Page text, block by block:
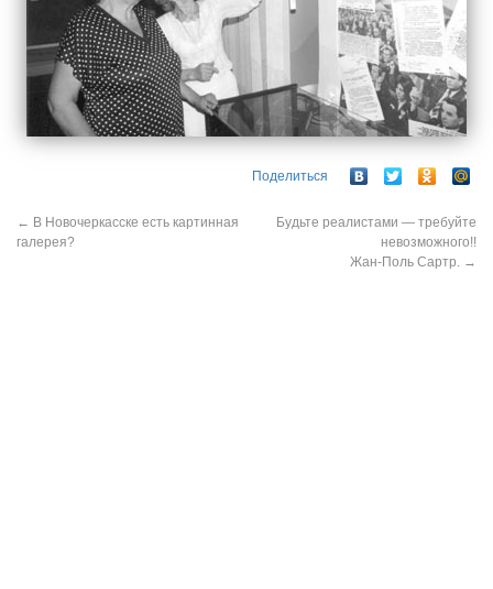
Поделиться
← В Новочеркасске есть картинная
галерея?
Будьте реалистами — требуйте
невозможного!!
Жан-Поль Сартр.
→